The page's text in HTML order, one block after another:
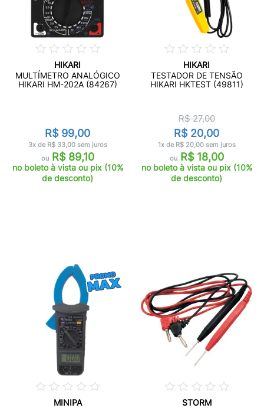
HIKARI
MULTÍMETRO ANALÓGICO
HIKARI HM-202A (84267)
R$ 99,00
3x de R$ 33,00 sem juros
ouR$ 89,10
no boleto à vista ou pix (10%
de desconto)
HIKARI
TESTADOR DE TENSÃO
HIKARI HKTEST (49811)
R$ 27,00
R$ 20,00
1x de R$ 20,00 sem juros
ouR$ 18,00
no boleto à vista ou pix (10%
de desconto)
MINIPA
STORM